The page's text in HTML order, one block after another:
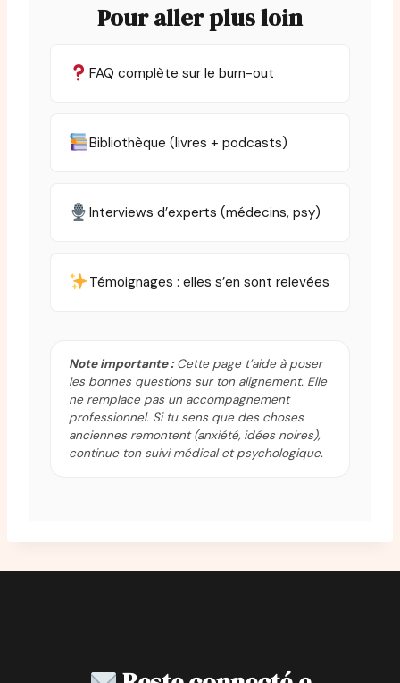
Pour aller plus loin
FAQ complète sur le burn-out
Bibliothèque (livres + podcasts)
Interviews d’experts (médecins, psy)
Témoignages : elles s’en sont relevées
Note importante :Cette page t’aide à poser
les bonnes questions sur ton alignement. Elle
ne remplace pas un accompagnement
professionnel. Si tu sens que des choses
anciennes remontent (anxiété, idées noires),
continue ton suivi médical et psychologique.